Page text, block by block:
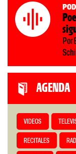
Por
AGENDA
VIDEOS
RECITALES